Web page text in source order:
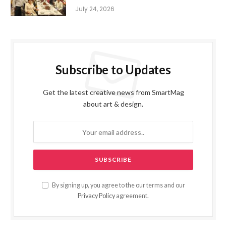
July 24, 2026
Subscribe to Updates
Get the latest creative news from SmartMag
about art & design.
By signing up, you agree to the our terms and our
Privacy Policy agreement.